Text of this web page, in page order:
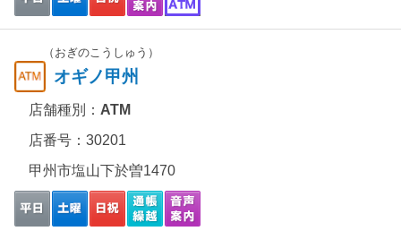
（おぎのこうしゅう）
オギノ甲州
店舗種別： ATM
店番号：30201
甲州市塩山下於曽1470